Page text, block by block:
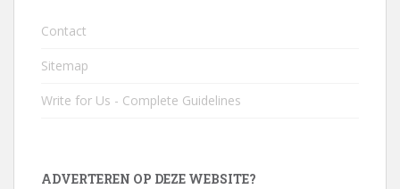
Contact
Sitemap
Write for Us - Complete Guidelines
ADVERTEREN OP DEZE WEBSITE?